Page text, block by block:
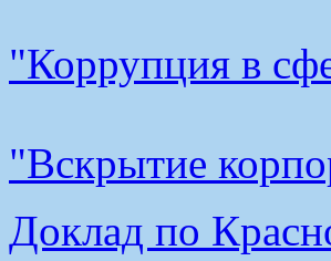
"Коррупция в
"Вскрытие
Доклад по